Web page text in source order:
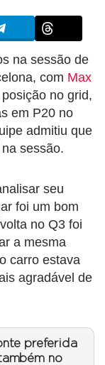
na sessão de
com Max
no grid,
em P20 no
admitiu que
sessão.
seu
foi um bom
no Q3 foi
a mesma
carro estava
agradável de
preferida
no